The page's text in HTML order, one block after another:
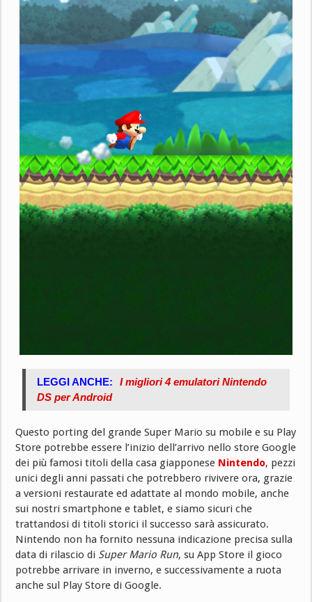
LEGGI ANCHE:
I migliori 4 emulatori Nintendo
DS per Android
Questo porting del grande Super Mario su mobile e su Play
Store potrebbe essere l’inizio dell’arrivo nello store Google
dei più famosi titoli della casa giapponese Nintendo, pezzi
unici degli anni passati che potrebbero rivivere ora, grazie
a versioni restaurate ed adattate al mondo mobile, anche
sui nostri smartphone e tablet, e siamo sicuri che
trattandosi di titoli storici il successo sarà assicurato.
Nintendo non ha fornito nessuna indicazione precisa sulla
data di rilascio di Super Mario Run, su App Store il gioco
potrebbe arrivare in inverno, e successivamente a ruota
anche sul Play Store di Google.